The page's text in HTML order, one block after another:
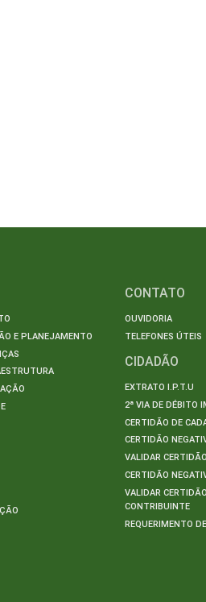
E PLANEJAMENTO
CONTATO
OUVIDORIA
TELEFONES ÚTEIS
CIDADÃO
EXTRATO I.P.T.U
2ª VIA DE DÉBITO
CERTIDÃO DE
CERTIDÃO
VALIDAR
CERTIDÃO
VALIDAR
CONTRIBUINTE
REQUERIMENTO